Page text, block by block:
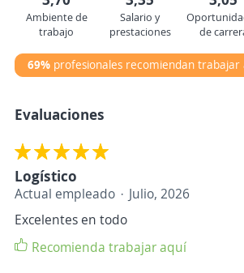
Ambiente de
trabajo
Salario y
prestaciones
de
69% profesionales recomiendan trabajar
Evaluaciones
Logístico
Actual empleado
Julio, 2026
Excelentes en todo
Recomienda trabajar aquí